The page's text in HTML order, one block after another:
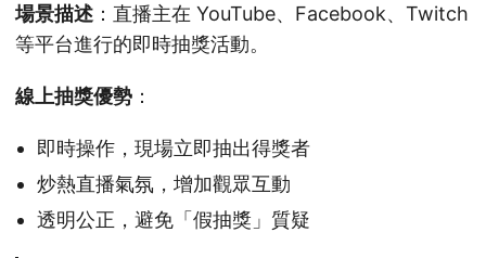
場景描述 ：直播主在 YouTube、Facebook、Twitch
等平台進行的即時抽獎活動。
線上抽獎優勢 ：
即時操作，現場立即抽出得獎者
炒熱直播氣氛，增加觀眾互動
透明公正，避免「假抽獎」質疑